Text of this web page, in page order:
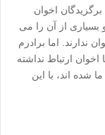
اخوان
و بسیاری از آن را می
ندارند. اما برادرم
اخوان ارتباط نداشته
شده اند، با این